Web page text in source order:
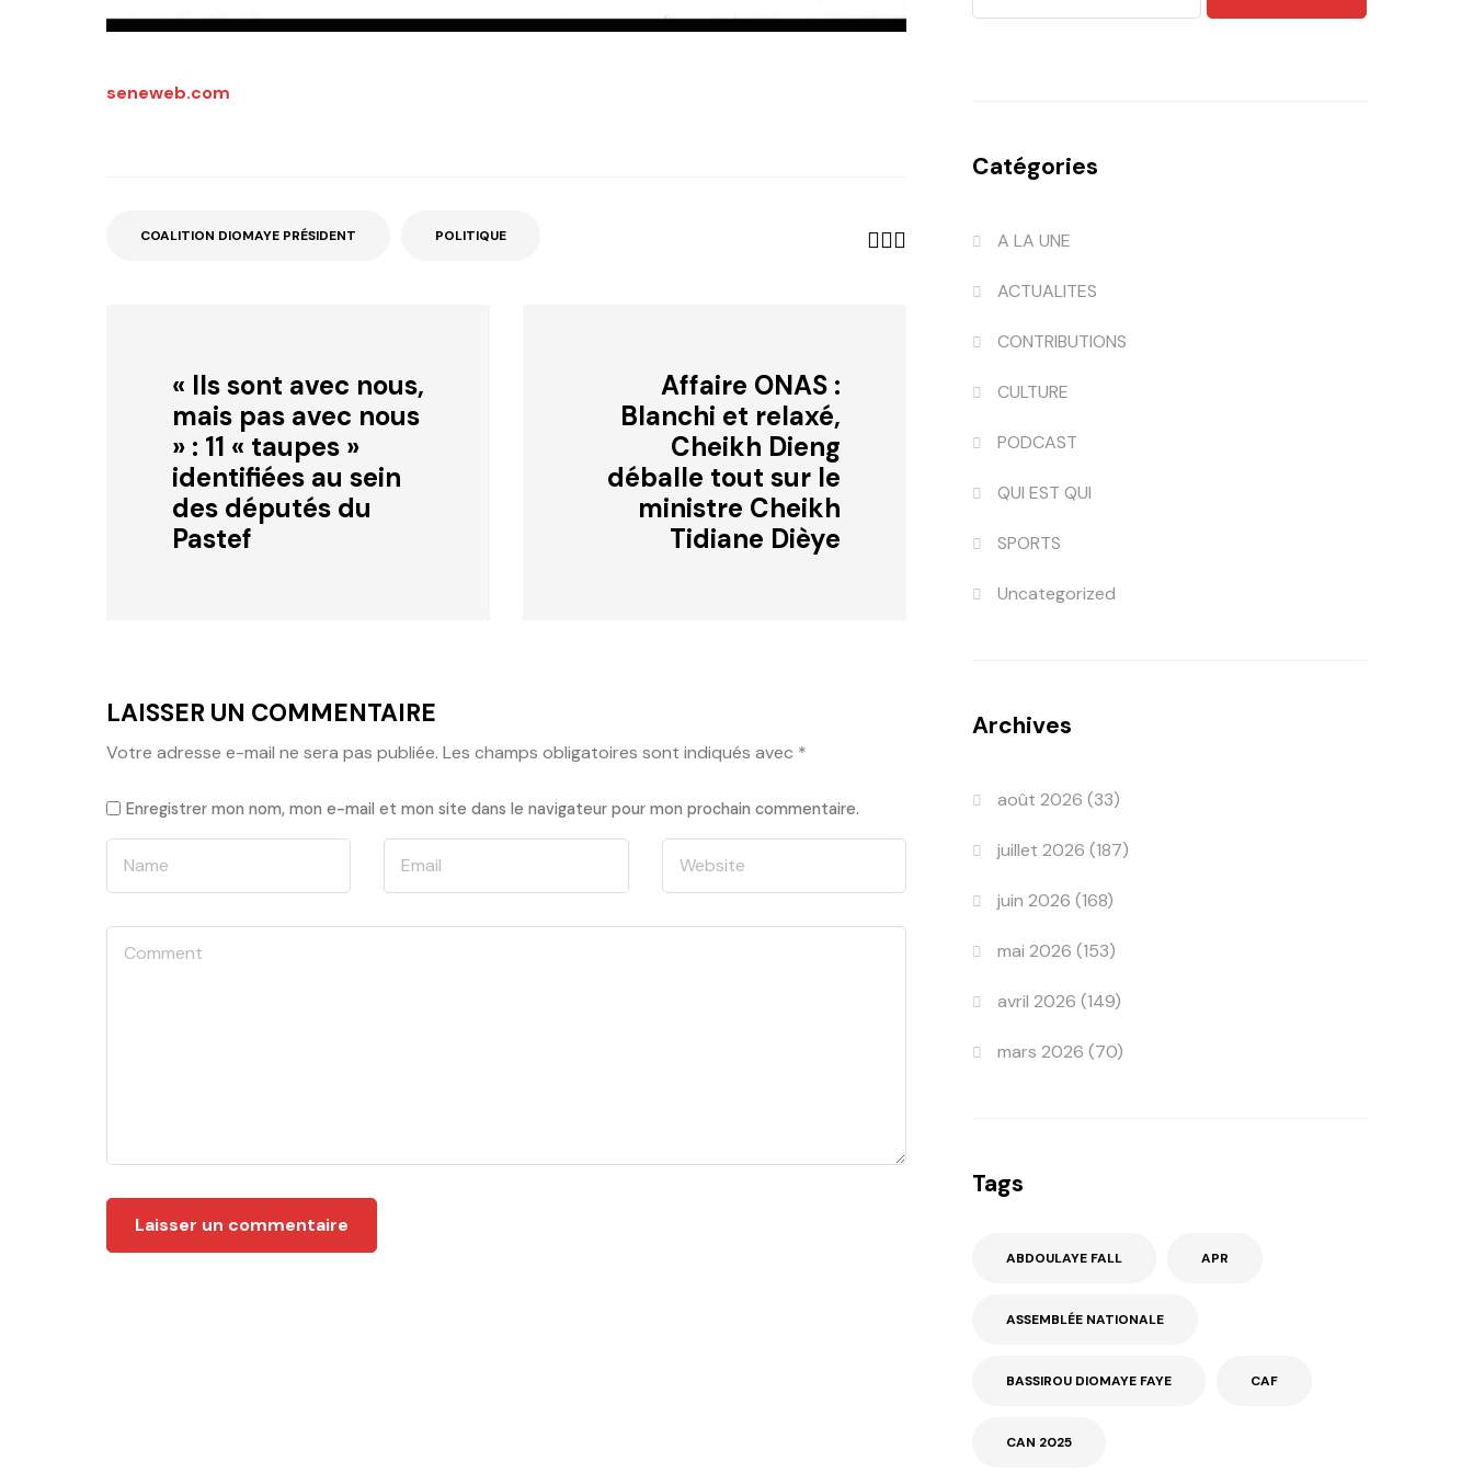
seneweb.com
COALITION DIOMAYE PRÉSIDENT POLITIQUE
« Ils sont avec nous,
mais pas avec nous
» : 11 « taupes »
identifiées au sein
des députés du
Pastef
​Affaire ONAS :
Blanchi et relaxé,
Cheikh Dieng
déballe tout sur le
ministre Cheikh
Tidiane Dièye
LAISSER UN COMMENTAIRE
Votre adresse e-mail ne sera pas publiée. Les champs obligatoires sont indiqués avec *
Enregistrer mon nom, mon e-mail et mon site dans le navigateur pour mon prochain commentaire.
Catégories
A LA UNE
ACTUALITES
CONTRIBUTIONS
CULTURE
PODCAST
QUI EST QUI
SPORTS
Uncategorized
Archives
août 2026 (33)
juillet 2026 (187)
juin 2026 (168)
mai 2026 (153)
avril 2026 (149)
mars 2026 (70)
Tags
ABDOULAYE FALL APR
ASSEMBLÉE NATIONALE
BASSIROU DIOMAYE FAYE CAF
CAN 2025